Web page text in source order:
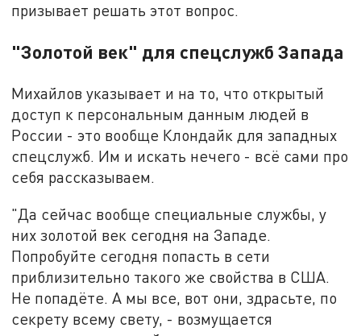
призывает решать этот вопрос.
"Золотой век" для спецслужб Запада
Михайлов указывает и на то, что открытый
доступ к персональным данным людей в
России - это вообще Клондайк для западных
спецслужб. Им и искать нечего - всё сами про
себя рассказываем.
"Да сейчас вообще специальные службы, у
них золотой век сегодня на Западе.
Попробуйте сегодня попасть в сети
приблизительно такого же свойства в США.
Не попадёте. А мы все, вот они, здрасьте, по
секрету всему свету, - возмущается